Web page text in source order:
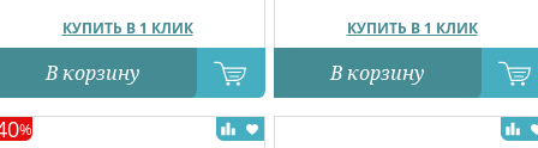
КУПИТЬ В 1 КЛИК
В корзину
КУПИТЬ В 1 КЛИК
В корзину
%